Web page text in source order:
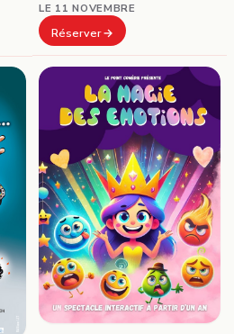
LE 11 NOVEMBRE
Réserver